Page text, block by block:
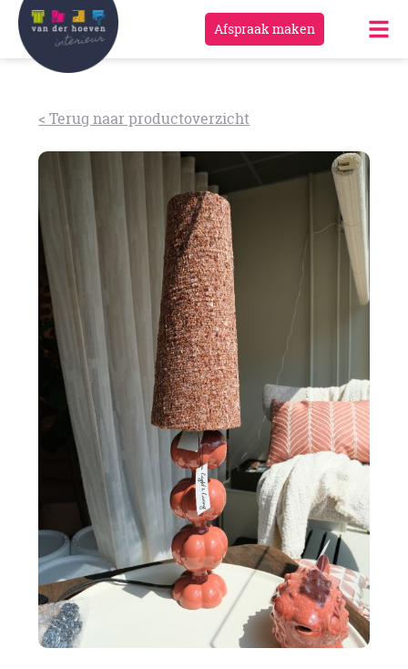
Afspraak maken
< Terug naar productoverzicht